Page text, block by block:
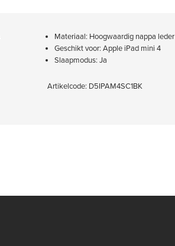
Materiaal: Hoogwaardig nappa leder
Geschikt voor: Apple iPad mini 4
Slaapmodus: Ja
Artikelcode: D5IPAM4SC1BK